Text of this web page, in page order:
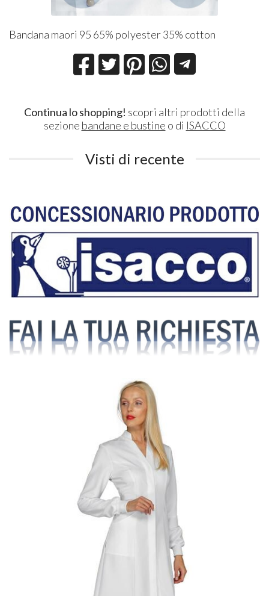
Bandana maori 95 65% polyester 35% cotton
Continua lo shopping! scopri altri prodotti della
sezione bandane e bustine o di ISACCO
Visti di recente